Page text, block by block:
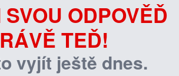
ODPOVĚĎ
TEĎ!
vyjít ještě dnes.